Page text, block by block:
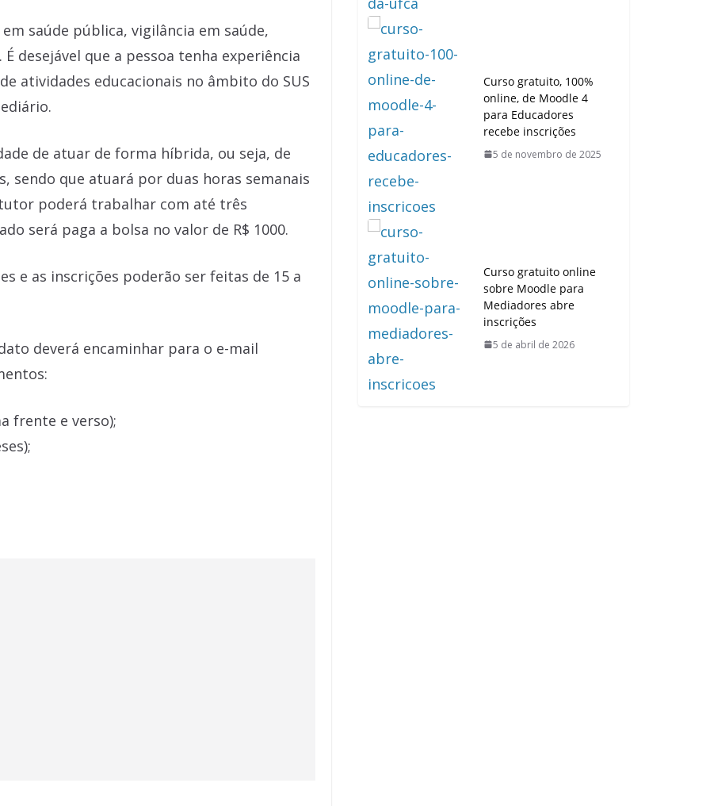
saúde pública, vigilância em saúde,
desejável que a pessoa tenha experiência
atividades educacionais no âmbito do SUS
de atuar de forma híbrida, ou seja, de
sendo que atuará por duas horas semanais
poderá trabalhar com até três
será paga a bolsa no valor de R$ 1000.
e as inscrições poderão ser feitas de 15 a
deverá encaminhar para o e-mail
frente e verso);
Curso gratuito, 100%
online, de Moodle 4
para Educadores
recebe inscrições
5 de novembro de 2025
Curso gratuito online
sobre Moodle para
Mediadores abre
inscrições
5 de abril de 2026